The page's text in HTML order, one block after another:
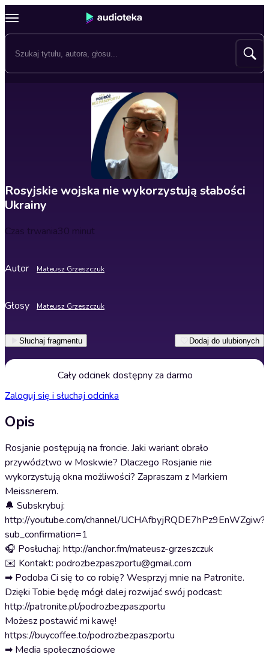
Rosyjskie wojska nie wykorzystują słabości
Ukrainy
Czas trwania30 minut
Autor Mateusz Grzeszczuk
Głosy Mateusz Grzeszczuk
Słuchaj fragmentu Dodaj do ulubionych
Cały odcinek dostępny za darmo
Zaloguj się i słuchaj odcinka
Opis
Rosjanie postępują na froncie. Jaki wariant obrało
przywództwo w Moskwie? Dlaczego Rosjanie nie
wykorzystują okna możliwości? Zapraszam z Markiem
Meissnerem.
🔔 Subskrybuj:
http://youtube.com/channel/UCHAfbyjRQDE7hPz9EnWZgiw?
sub_confirmation=1
🎧 Posłuchaj: http://anchor.fm/mateusz-grzeszczuk
✉️ Kontakt: podrozbezpaszportu@gmail.com
➡ Podoba Ci się to co robię? Wesprzyj mnie na Patronite.
Dzięki Tobie będę mógł dalej rozwijać swój podcast:
http://patronite.pl/podrozbezpaszportu
Możesz postawić mi kawę!
https://buycoffee.to/podrozbezpaszportu
➡ Media społecznościowe